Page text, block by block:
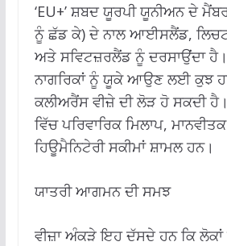
‘EU+’ ਸ਼ਬਦ ਯੂਰਪੀ ਯੂਨੀਅਨ ਦੇ
ਨੂੰ ਛੱਡ ਕੇ) ਦੇ ਨਾਲ ਆਈਸਲੈਂਡ,
ਅਤੇ ਸਵਿਟਜ਼ਰਲੈਂਡ ਨੂੰ ਦਰਸਾਉਂਦਾ
ਨਾਗਰਿਕਾਂ ਨੂੰ ਯੂਕੇ ਆਉਣ ਲਈ ਕੁਝ
ਕਲੀਅਰੈਂਸ ਵੀਜ਼ੇ ਦੀ ਲੋੜ ਹੋ ਸਕਦੀ ਹੈ।
ਵਿੱਚ ਪਰਿਵਾਰਿਕ ਮਿਲਾਪ,
ਹਿਊਮੈਨਿਟੇਰੀ ਸਕੀਮਾਂ ਸ਼ਾਮਲ ਹਨ।
ਯਾਤਰੀ ਆਗਮਨ ਦੀ ਸਮਝ
ਵੀਜ਼ਾ ਅੰਕੜੇ ਇਹ ਦੱਸਦੇ ਹਨ ਕਿ ਲੋਕਾਂ